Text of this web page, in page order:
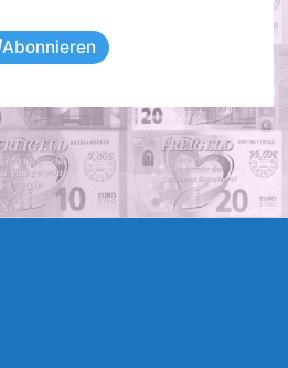
Abonnieren